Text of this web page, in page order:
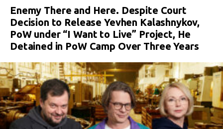
Enemy There and Here. Despite Court
Decision to Release Yevhen Kalashnykov,
PoW under “I Want to Live” Project, He
Detained in PoW Camp Over Three Years